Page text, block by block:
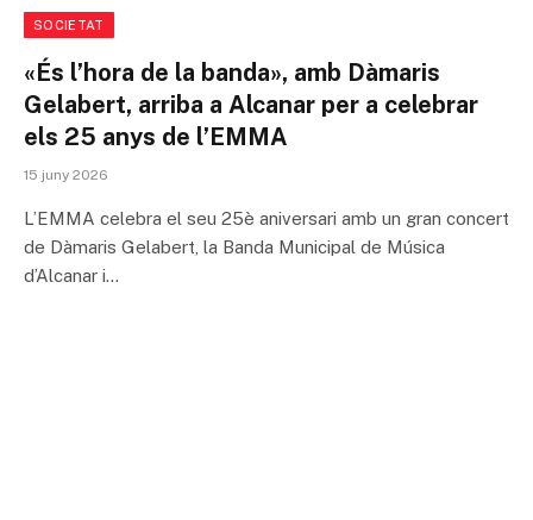
SOCIETAT
«És l’hora de la banda», amb Dàmaris
Gelabert, arriba a Alcanar per a celebrar
els 25 anys de l’EMMA
15 juny 2026
L’EMMA celebra el seu 25è aniversari amb un gran concert
de Dàmaris Gelabert, la Banda Municipal de Música
d’Alcanar i…